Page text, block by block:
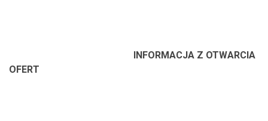
INFORMACJA Z OTWARCIA
OFERT